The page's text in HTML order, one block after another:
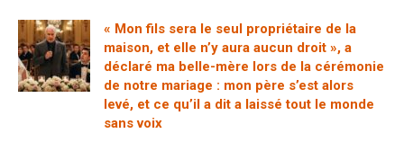
« Mon fils sera le seul propriétaire de la
maison, et elle n’y aura aucun droit », a
déclaré ma belle-mère lors de la cérémonie
de notre mariage : mon père s’est alors
levé, et ce qu’il a dit a laissé tout le monde
sans voix